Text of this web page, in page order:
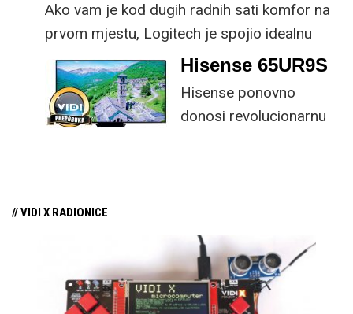
Ako vam je kod dugih radnih sati komfor na
prvom mjestu, Logitech je spojio idealnu
kombinaciju tipkovnice i miša s naprednim
funkcijama.
Hisense 65UR9S
Hisense ponovno
donosi revolucionarnu
// VIDI X RADIONICE